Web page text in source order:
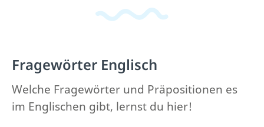
Fragewörter Englisch
Welche Fragewörter und Präpositionen es
im Englischen gibt, lernst du hier!